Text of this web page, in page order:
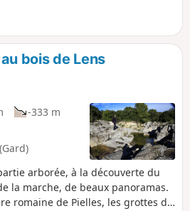
Jouffe).
bois de Lens
-333 m
arborée, à la découverte du
la marche, de beaux panoramas.
romaine de Pielles, les grottes de